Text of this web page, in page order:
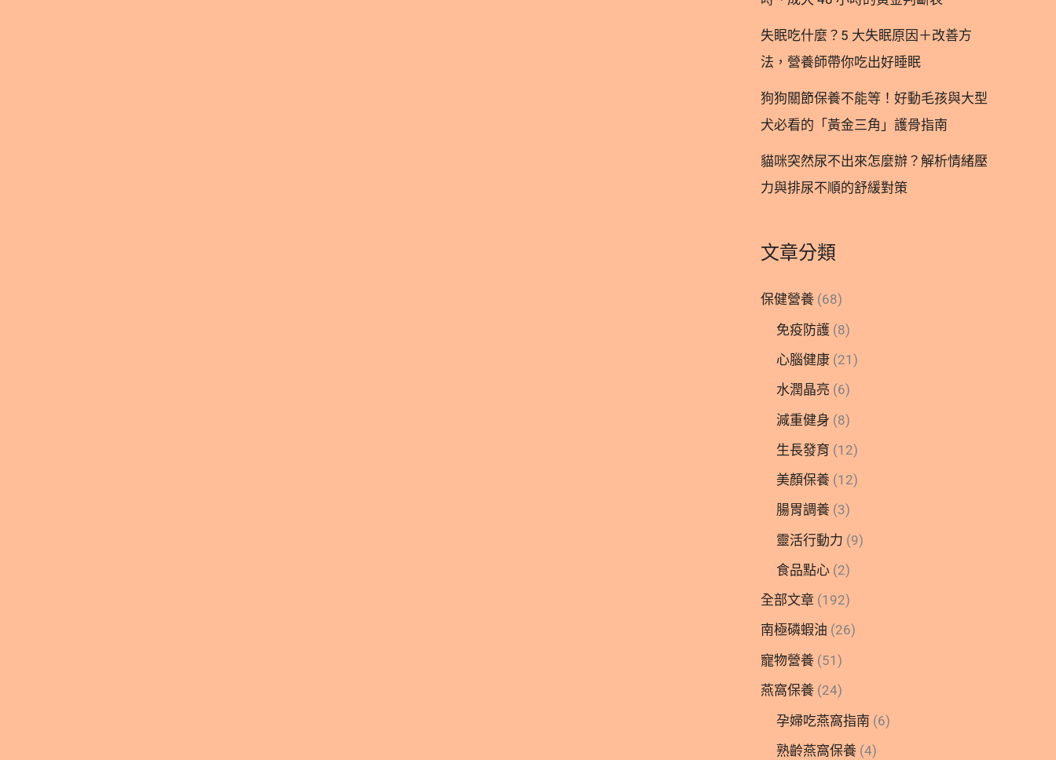
失眠吃什麼？5 大失眠原因＋改善方
法，營養師帶你吃出好睡眠
狗狗關節保養不能等！好動毛孩與大型
犬必看的「黃金三角」護骨指南
貓咪突然尿不出來怎麼辦？解析情緒壓
力與排尿不順的舒緩對策
文章分類
保健營養 (68)
免疫防護 (8)
心腦健康 (21)
水潤晶亮 (6)
減重健身 (8)
生長發育 (12)
美顏保養 (12)
腸胃調養 (3)
靈活行動力 (9)
食品點心 (2)
全部文章 (192)
南極磷蝦油 (26)
寵物營養 (51)
燕窩保養 (24)
孕婦吃燕窩指南 (6)
熟齡燕窩保養 (4)